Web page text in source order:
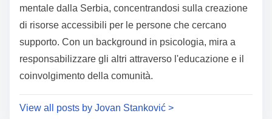
t
o
n
:
e
mentale dalla Serbia, concentrandosi sulla creazione
di risorse accessibili per le persone che cercano
supporto. Con un background in psicologia, mira a
responsabilizzare gli altri attraverso l'educazione e il
coinvolgimento della comunità.
View all posts by Jovan Stanković >